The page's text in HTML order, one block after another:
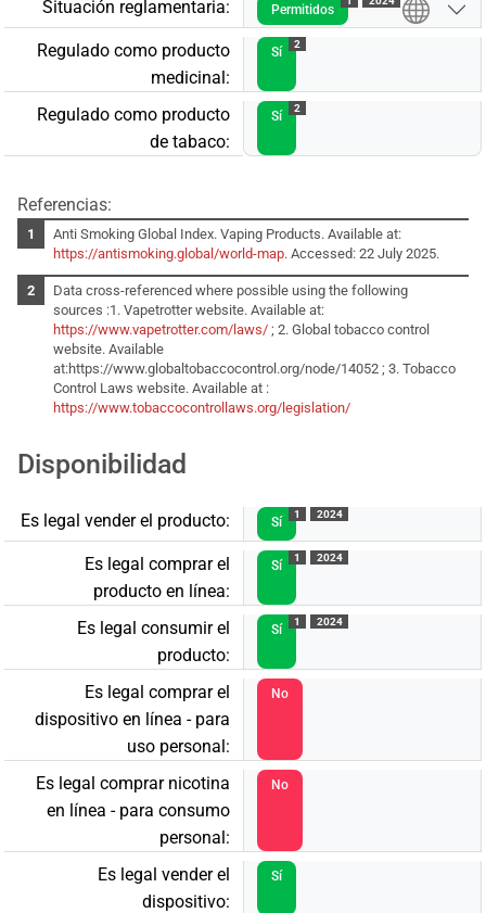
Situación reglamentaria: Permitidos
Regulado como producto
medicinal:
Sí
2
Regulado como producto
de tabaco:
Sí
2
Referencias:
Anti Smoking Global Index. Vaping Products. Available at:
https://antismoking.global/world-map. Accessed: 22 July 2025.
Data cross-referenced where possible using the following
sources :1. Vapetrotter website. Available at:
https://www.vapetrotter.com/laws/ ; 2. Global tobacco control
website. Available
at:https://www.globaltobaccocontrol.org/node/14052 ; 3. Tobacco
Control Laws website. Available at :
https://www.tobaccocontrollaws.org/legislation/
Disponibilidad
Es legal vender el producto: Sí
1 2024
Es legal comprar el
producto en línea:
Sí
1 2024
Es legal consumir el
producto:
Sí
1 2024
Es legal comprar el
dispositivo en línea - para
uso personal:
No
Es legal comprar nicotina
en línea - para consumo
personal:
No
Es legal vender el
dispositivo:
Sí